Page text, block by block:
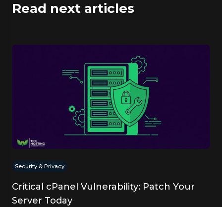
Read next articles
Security & Privacy
Critical cPanel Vulnerability: Patch Your
Server Today